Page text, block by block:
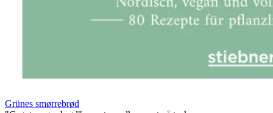
Grünes smørrebrød